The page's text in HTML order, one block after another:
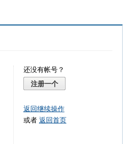
还没有帐号？
注册一个
返回继续操作
或者 返回首页